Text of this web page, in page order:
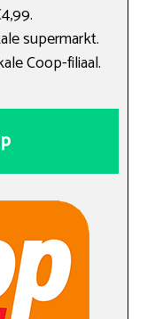
supermarkt.
Coop-filiaal.